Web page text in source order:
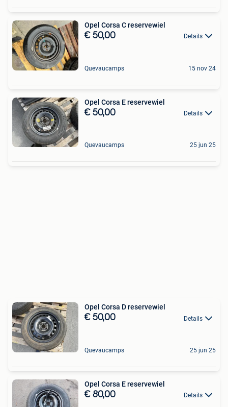
Opel Corsa C reservewiel
€ 50,00 Details
Quevaucamps 15 nov 24
Opel Corsa E reservewiel
€ 50,00 Details
Quevaucamps 25 jun 25
Opel Corsa D reservewiel
€ 50,00 Details
Quevaucamps 25 jun 25
Opel Corsa E reservewiel
€ 80,00 Details